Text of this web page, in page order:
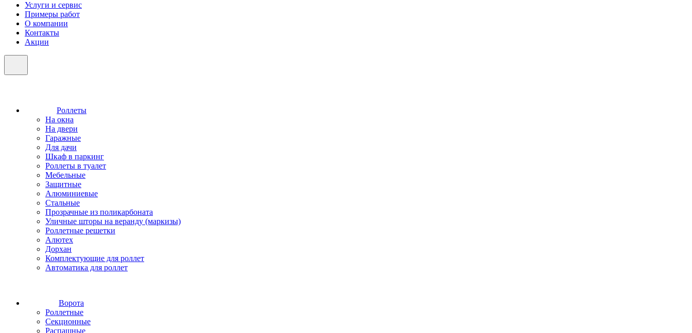
Услуги и сервис
Примеры работ
О компании
Контакты
Акции
Роллеты
На окна
На двери
Гаражные
Для дачи
Шкаф в паркинг
Роллеты в туалет
Мебельные
Защитные
Алюминиевые
Стальные
Прозрачные из поликарбоната
Уличные шторы на веранду (маркизы)
Роллетные решетки
Алютех
Дорхан
Комплектующие для роллет
Автоматика для роллет
Ворота
Роллетные
Секционные
Распашные